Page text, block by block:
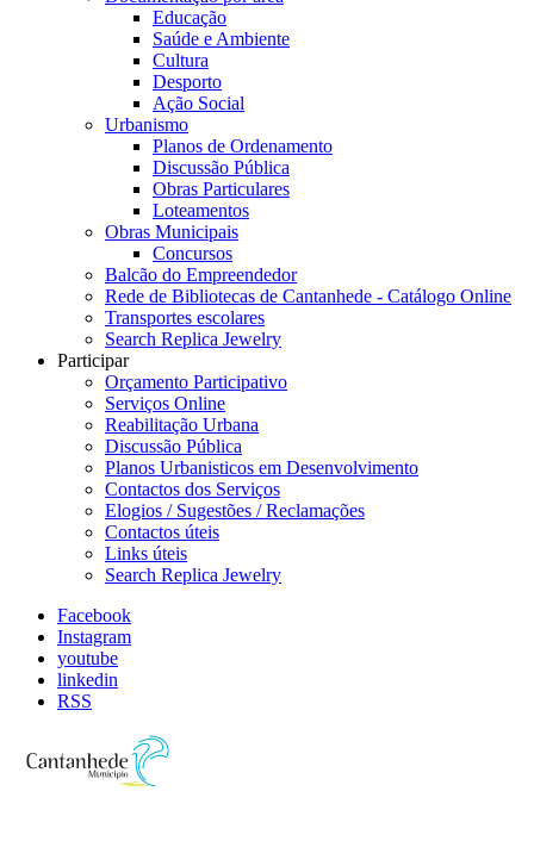
Educação
Saúde e Ambiente
Cultura
Desporto
Ação Social
Urbanismo
Planos de Ordenamento
Discussão Pública
Obras Particulares
Loteamentos
Obras Municipais
Concursos
Balcão do Empreendedor
Rede de Bibliotecas de Cantanhede - Catálogo Online
Transportes escolares
Search Replica Jewelry
Participar
Orçamento Participativo
Serviços Online
Reabilitação Urbana
Discussão Pública
Planos Urbanisticos em Desenvolvimento
Contactos dos Serviços
Elogios / Sugestões / Reclamações
Contactos úteis
Links úteis
Search Replica Jewelry
Facebook
Instagram
youtube
linkedin
RSS